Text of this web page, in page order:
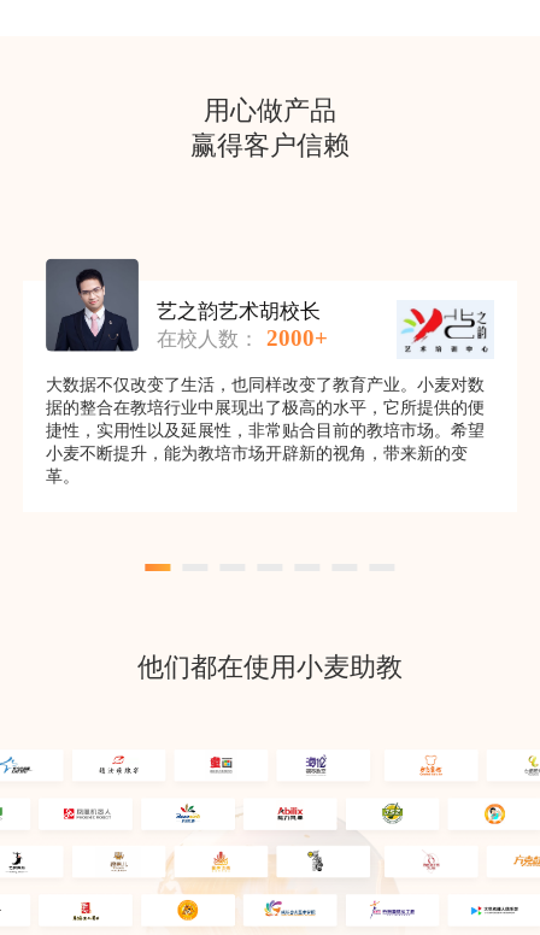
用心做产品
赢得客户信赖
艺之韵艺术胡校长
在校人数： 2000+
大数据不仅改变了生活，也同样改变了教育产业。小麦对数
据的整合在教培行业中展现出了极高的水平，它所提供的便
捷性，实用性以及延展性，非常贴合目前的教培市场。希望
小麦不断提升，能为教培市场开辟新的视角，带来新的变
革。
他们都在使用小麦助教